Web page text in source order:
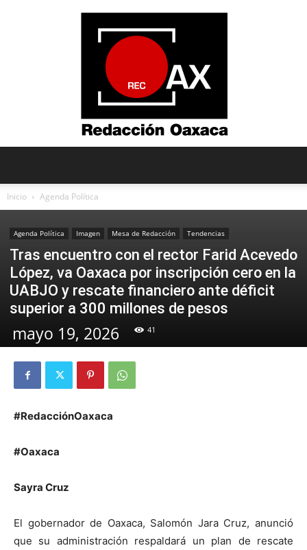
Oaxaca
Inicio Agenda Política
Agenda Política Imagen Mesa de Redacción Tendencias
Tras encuentro con el rector Farid Acevedo
López, va Oaxaca por inscripción cero en la
UABJO y rescate financiero ante déficit
superior a 300 millones de pesos
mayo 19, 2026 41
#RedacciónOaxaca
#Oaxaca
Sayra Cruz
El gobernador de Oaxaca, Salomón Jara Cruz, anunció
que su administración respaldará un plan de rescate